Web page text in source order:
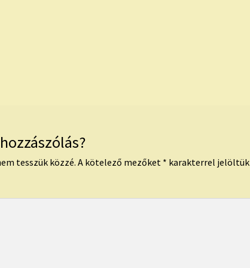
tesszük közzé. A kötelező mezőket * karakterrel jelöltük